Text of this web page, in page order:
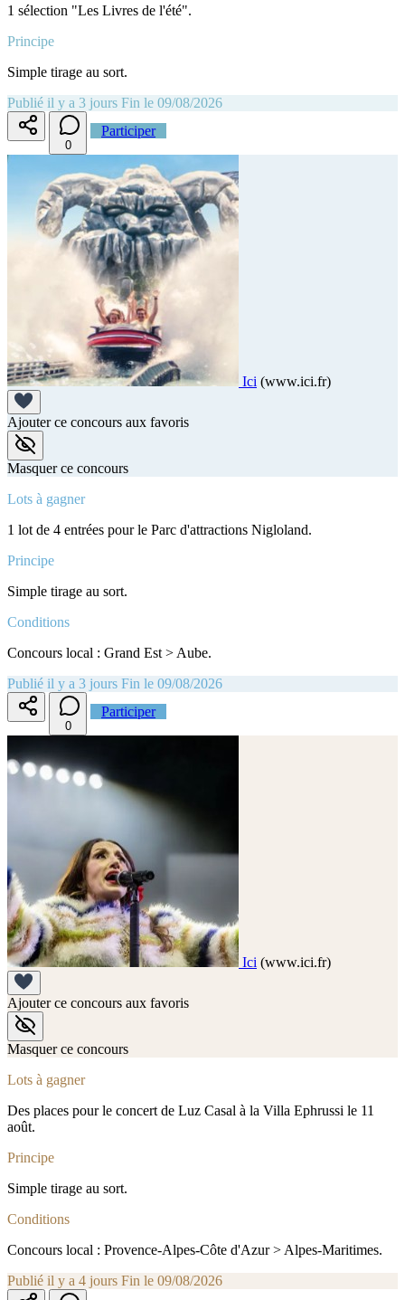
1 sélection "Les Livres de l'été".
Principe
Simple tirage au sort.
Publié il y a 3 jours Fin le 09/08/2026
0
Participer
Ici (www.ici.fr)
Ajouter ce concours aux favoris
Masquer ce concours
Lots à gagner
1 lot de 4 entrées pour le Parc d'attractions Nigloland.
Principe
Simple tirage au sort.
Conditions
Concours local : Grand Est > Aube.
Publié il y a 3 jours Fin le 09/08/2026
0
Participer
Ici (www.ici.fr)
Ajouter ce concours aux favoris
Masquer ce concours
Lots à gagner
Des places pour le concert de Luz Casal à la Villa Ephrussi le 11
août.
Principe
Simple tirage au sort.
Conditions
Concours local : Provence-Alpes-Côte d'Azur > Alpes-Maritimes.
Publié il y a 4 jours Fin le 09/08/2026